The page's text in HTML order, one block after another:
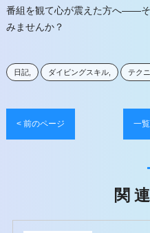
番組を観て心が震えた方へ――
みませんか？
日記 ダイビングスキル テク
< 前のページ 一
関